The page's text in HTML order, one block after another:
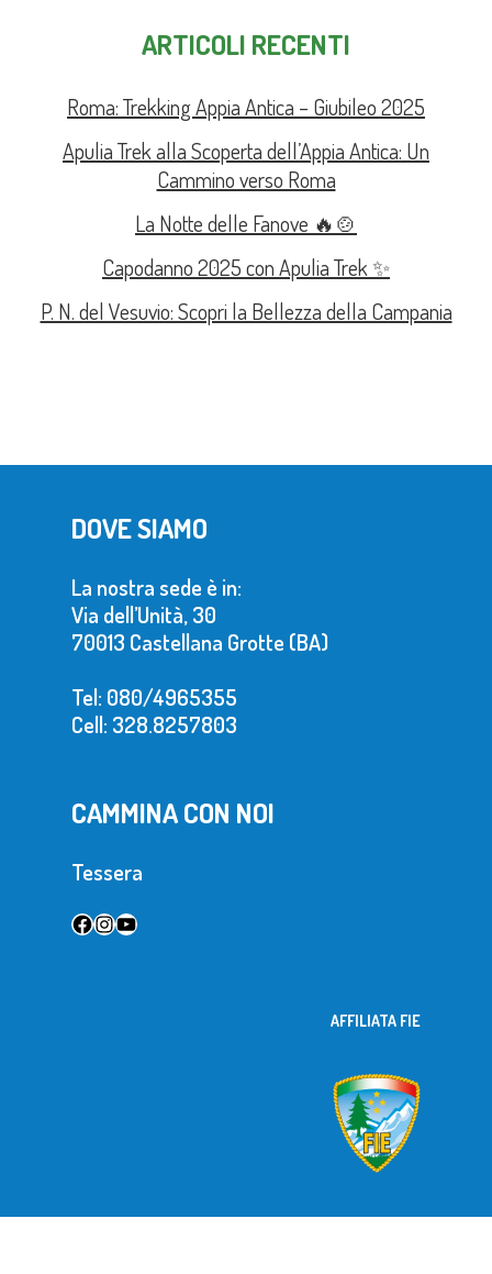
ARTICOLI RECENTI
Roma: Trekking Appia Antica – Giubileo 2025
Apulia Trek alla Scoperta dell’Appia Antica: Un
Cammino verso Roma
La Notte delle Fanove 🔥🍲
Capodanno 2025 con Apulia Trek ✨
P. N. del Vesuvio: Scopri la Bellezza della Campania
DOVE SIAMO
La nostra sede è in:
Via dell’Unità, 30
70013 Castellana Grotte (BA)
Tel: 080/4965355
Cell: 328.8257803
CAMMINA CON NOI
Tessera
Facebook
Instagram
YouTube
AFFILIATA FIE